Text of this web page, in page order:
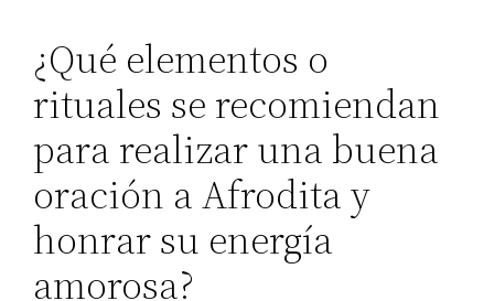
¿Qué elementos o
rituales se recomiendan
para realizar una buena
oración a Afrodita y
honrar su energía
amorosa?